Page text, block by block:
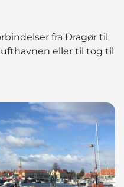
fra Dragør til
eller til tog til